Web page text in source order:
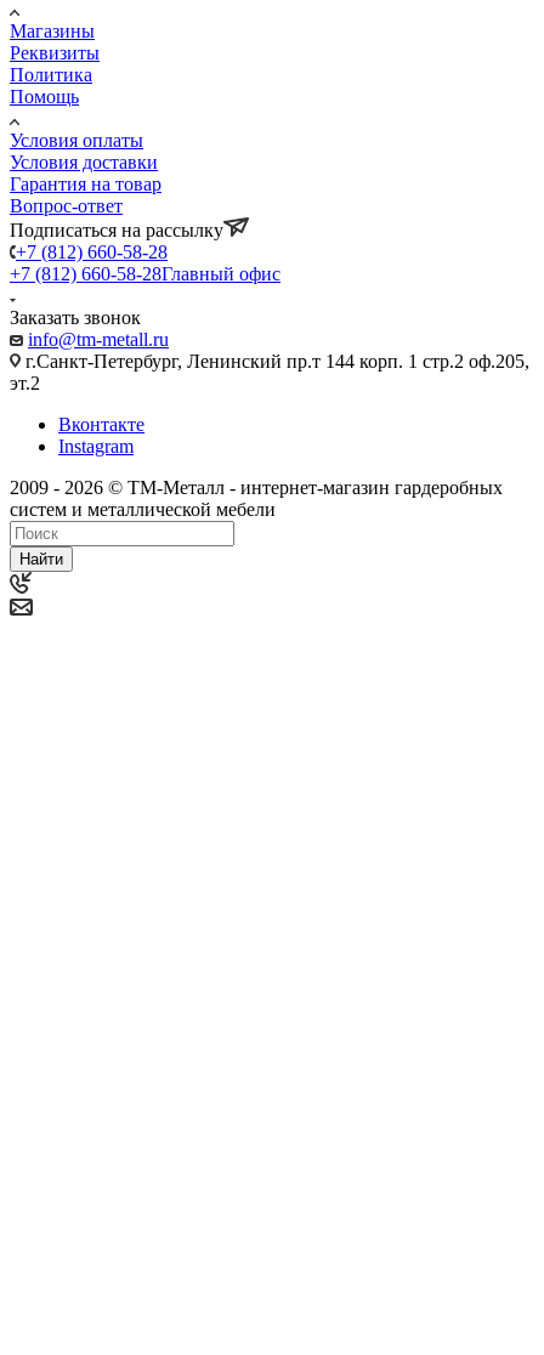
Магазины
Реквизиты
Политика
Помощь
Условия оплаты
Условия доставки
Гарантия на товар
Вопрос-ответ
Подписаться на рассылку
+7 (812) 660-58-28
+7 (812) 660-58-28Главный офис
Заказать звонок
info@tm-metall.ru
г.Санкт-Петербург, Ленинский пр.т 144 корп. 1 стр.2 оф.205,
эт.2
Вконтакте
Instagram
2009 - 2026 © ТМ-Металл - интернет-магазин гардеробных
систем и металлической мебели
Найти